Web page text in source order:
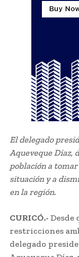
El delegado
Aqueveque Díaz,
población a
situación y a
en la región.
CURICÓ.- Desde
restricciones
delegado